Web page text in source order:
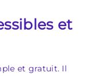
et
et gratuit. Il